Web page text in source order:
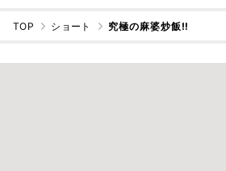
TOP ショート 究極の麻婆炒飯‼︎